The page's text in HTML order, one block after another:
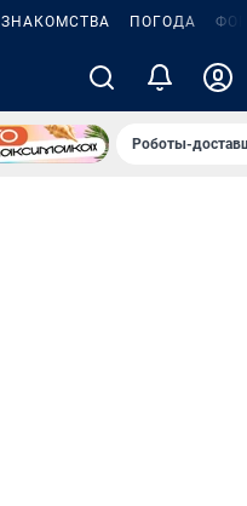
ЗНАКОМСТВА ПОГОДА
Роботы-